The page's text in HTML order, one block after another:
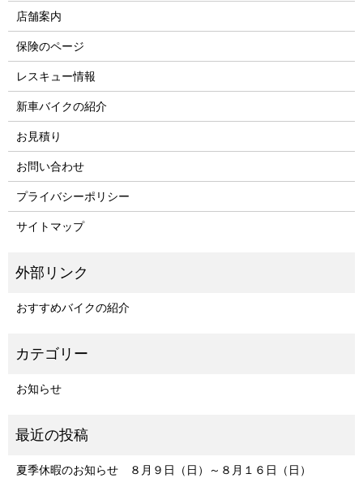
店舗案内
保険のページ
レスキュー情報
新車バイクの紹介
お見積り
お問い合わせ
プライバシーポリシー
サイトマップ
おすすめバイクの紹介
お知らせ
夏季休暇のお知らせ ８月９日（日）～８月１６日（日）